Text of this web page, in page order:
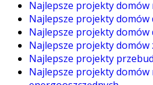
Najlepsze projekty domów
Najlepsze projekty domów
Najlepsze projekty
Najlepsze projekty domów
Najlepsze projekty
Najlepsze projekty domów